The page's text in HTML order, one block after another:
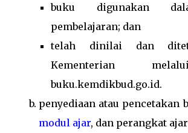
buku digunakan
pembelajaran; dan
telah dinilai dan
Kementerian
buku.kemdikbud.go.id.
penyediaan atau pencetakan
modul ajar, dan perangkat